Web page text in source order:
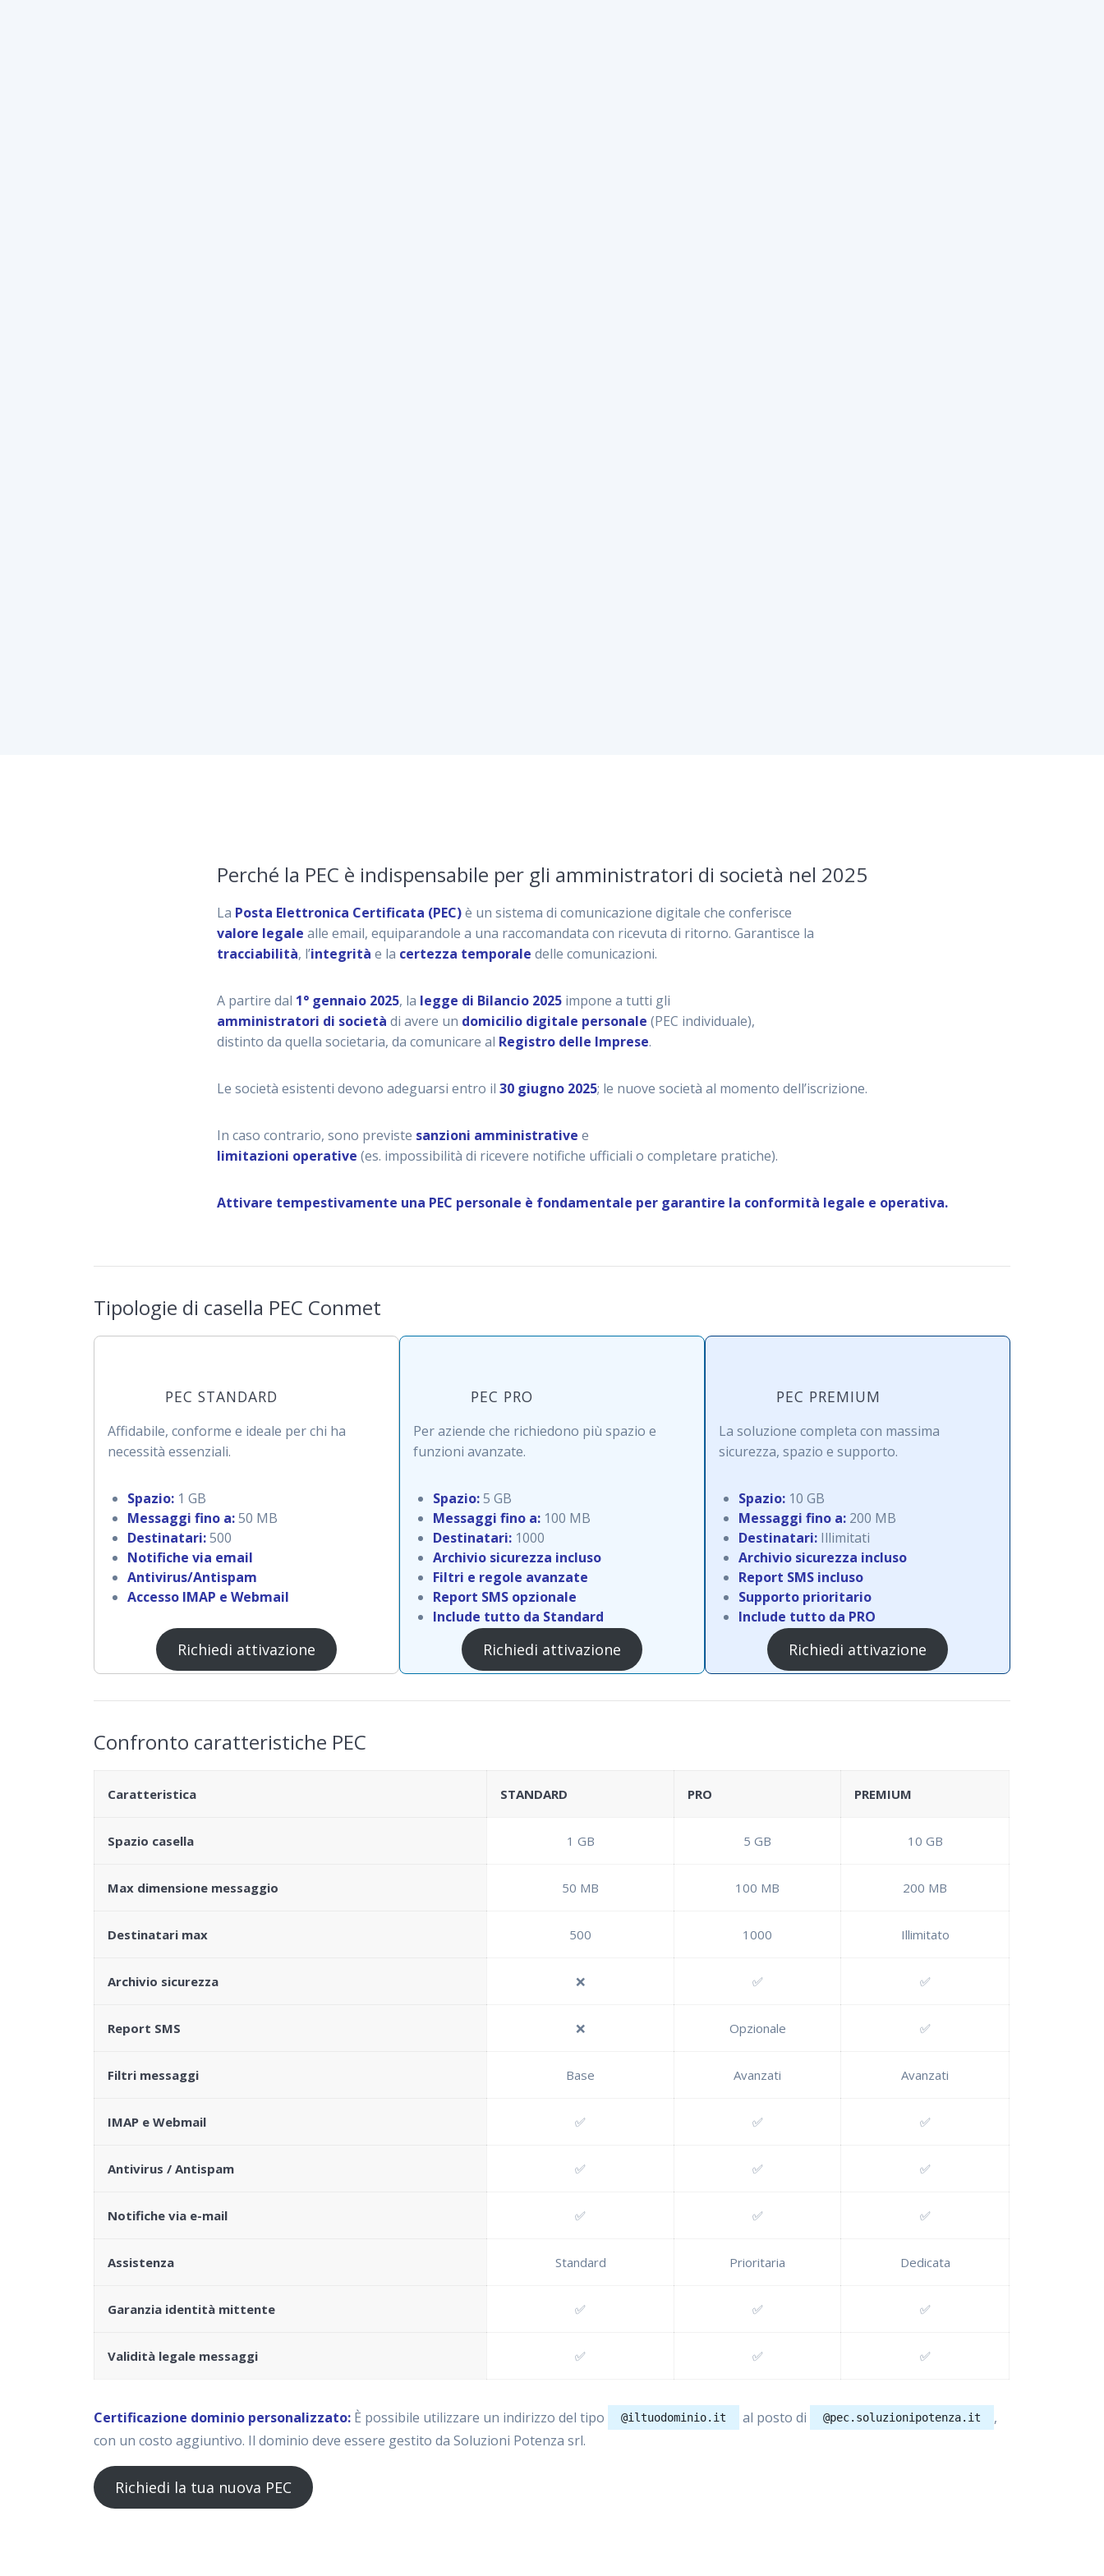
Perché la PEC è indispensabile per gli amministratori di società nel 2025
La Posta Elettronica Certificata (PEC)è un sistema di comunicazione digitale che conferisce
valore legale alle email, equiparandole a una raccomandata con ricevuta di ritorno. Garantisce la
tracciabilità, l’integrità e la certezza temporale delle comunicazioni.
A partire dal 1° gennaio 2025, la legge di Bilancio 2025 impone a tutti gli
amministratori di società di avere un domicilio digitale personale (PEC individuale),
distinto da quella societaria, da comunicare al Registro delle Imprese.
Le società esistenti devono adeguarsi entro il30 giugno 2025; le nuove società al momento dell’iscrizione.
In caso contrario, sono previste sanzioni amministrative e
limitazioni operative (es. impossibilità di ricevere notifiche ufficiali o completare pratiche).
Attivare tempestivamente una PEC personale è fondamentale per garantire la conformità legale e operativa.
Tipologie di casella PEC Conmet
PEC STANDARD
Affidabile, conforme e ideale per chi ha
necessità essenziali.
Spazio: 1 GB
Messaggi fino a:50 MB
Destinatari:500
Notifiche via email
Antivirus/Antispam
Accesso IMAP e Webmail
Richiedi attivazione
PEC PRO
Per aziende che richiedono più spazio e
funzioni avanzate.
Spazio:5 GB
Messaggi fino a: 100 MB
Destinatari: 1000
Archivio sicurezza incluso
Filtri e regole avanzate
Report SMS opzionale
Include tutto da Standard
Richiedi attivazione
PEC PREMIUM
La soluzione completa con massima
sicurezza, spazio e supporto.
Spazio:10 GB
Messaggi fino a:200 MB
Destinatari:Illimitati
Archivio sicurezza incluso
Report SMS incluso
Supporto prioritario
Include tutto da PRO
Richiedi attivazione
Confronto caratteristiche PEC
Caratteristica STANDARD PRO PREMIUM
Spazio casella 1 GB 5 GB 10 GB
Max dimensione messaggio 50 MB 100 MB 200 MB
Destinatari max 500 1000 Illimitato
Archivio sicurezza ❌ ✅ ✅
Report SMS ❌ Opzionale ✅
Filtri messaggi Base Avanzati Avanzati
IMAP e Webmail ✅ ✅ ✅
Antivirus / Antispam ✅ ✅ ✅
Notifiche via e-mail ✅ ✅ ✅
Assistenza Standard Prioritaria Dedicata
Garanzia identità mittente ✅ ✅ ✅
Validità legale messaggi ✅ ✅ ✅
Certificazione dominio personalizzato: È possibile utilizzare un indirizzo del tipo @iltuodominio.it al posto di @pec.soluzionipotenza.it
,
con un costo aggiuntivo. Il dominio deve essere gestito da Soluzioni Potenza srl.
Richiedi la tua nuova PEC